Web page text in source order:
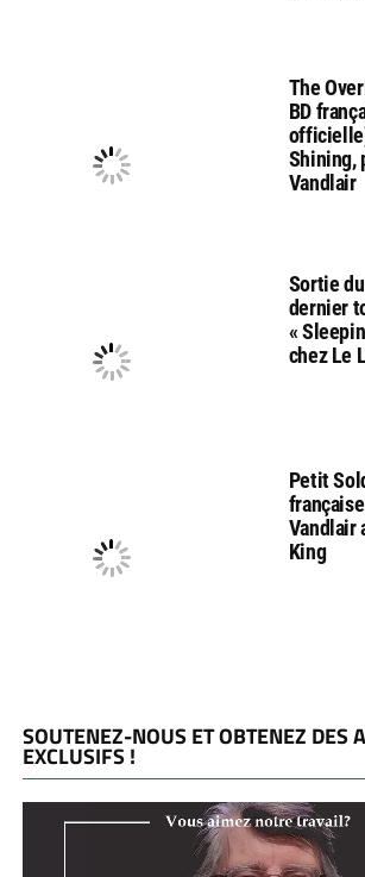
The
BD
Shining,
Vandlair
Sortie
dernier
«
chez Le
Petit
Vandlair
King
SOUTENEZ-NOUS ET OBTENEZ DES
EXCLUSIFS !